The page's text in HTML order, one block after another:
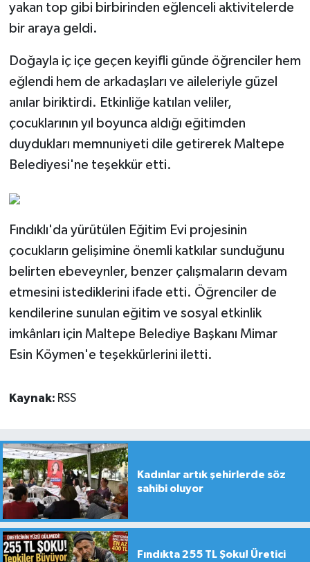
yakan top gibi birbirinden eğlenceli aktivitelerde
bir araya geldi.
Doğayla iç içe geçen keyifli günde öğrenciler hem
eğlendi hem de arkadaşları ve aileleriyle güzel
anılar biriktirdi. Etkinliğe katılan veliler,
çocuklarının yıl boyunca aldığı eğitimden
duydukları memnuniyeti dile getirerek Maltepe
Belediyesi'ne teşekkür etti.
Fındıklı'da yürütülen Eğitim Evi projesinin
çocukların gelişimine önemli katkılar sunduğunu
belirten ebeveynler, benzer çalışmaların devam
etmesini istediklerini ifade etti. Öğrenciler de
kendilerine sunulan eğitim ve sosyal etkinlik
imkânları için Maltepe Belediye Başkanı Mimar
Esin Köymen'e teşekkürlerini iletti.
Kaynak: RSS
Kadınlar artık şehirlerde söz
sahibi oluyor
Fındıkta 255 TL Şoku! Üretici